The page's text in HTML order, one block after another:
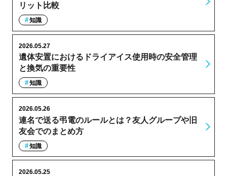
リット比較
知識
遺体安置におけるドライアイス使用時の安全管理
と換気の重要性
2026.05.27
知識
連名で送る弔電のルールとは？友人グループや旧
友会でのまとめ方
2026.05.26
知識
2026.05.25